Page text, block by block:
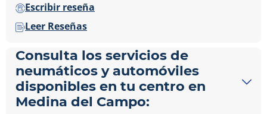
Escribir reseña
Leer Reseñas
Consulta los servicios de
neumáticos y automóviles
disponibles en tu centro en
Medina del Campo: